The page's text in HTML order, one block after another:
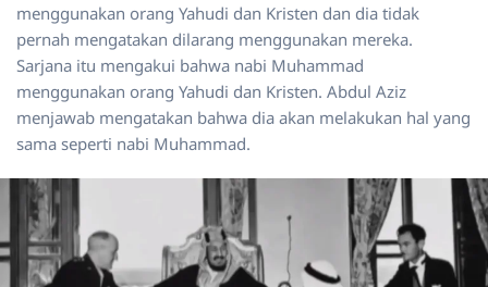
menggunakan orang Yahudi dan Kristen dan dia tidak
pernah mengatakan dilarang menggunakan mereka.
Sarjana itu mengakui bahwa nabi Muhammad
menggunakan orang Yahudi dan Kristen. Abdul Aziz
menjawab mengatakan bahwa dia akan melakukan hal yang
sama seperti nabi Muhammad.